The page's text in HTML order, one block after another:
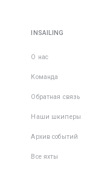
INSAILING
О нас
Команда
Обратная связь
Наши шкиперы
Архив событий
Все яхты